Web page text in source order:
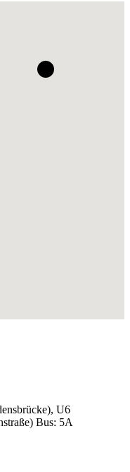
U6
Bus: 5A